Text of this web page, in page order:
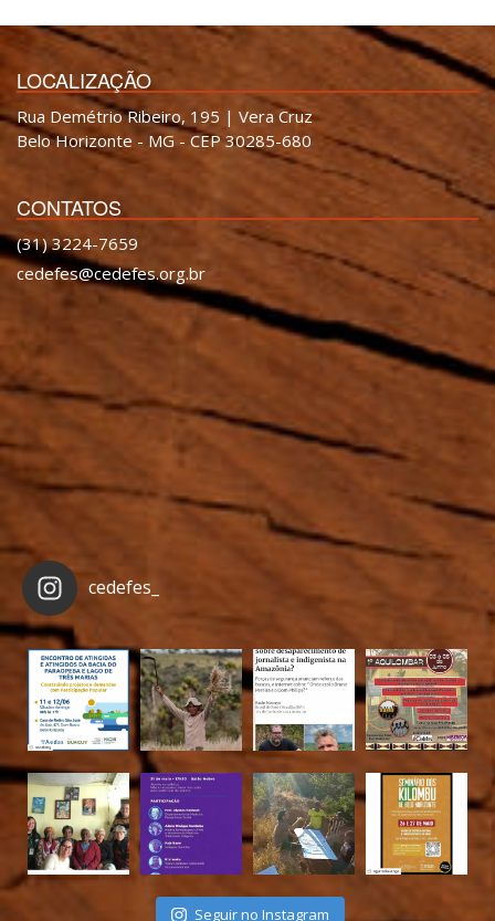
LOCALIZAÇÃO
Rua Demétrio Ribeiro, 195 | Vera Cruz
Belo Horizonte - MG - CEP 30285-680
CONTATOS
(31) 3224-7659
cedefes@cedefes.org.br
cedefes_
Seguir no Instagram